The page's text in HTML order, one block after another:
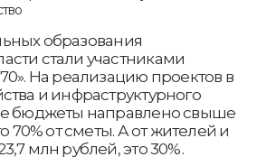
образования
стали участниками
На реализацию проектов в
и инфраструктурного
бюджеты направлено свыше
70% от сметы. А от жителей и
млн рублей, это 30%.